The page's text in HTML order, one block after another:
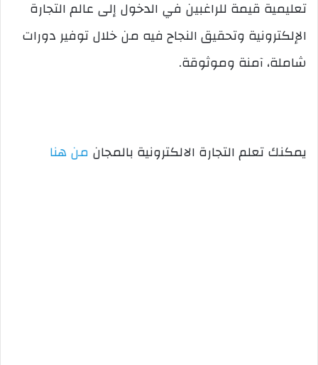
تعليمية قيمة للراغبين في الدخول إلى عالم التجارة
الإلكترونية وتحقيق النجاح فيه من خلال توفير دورات
شاملة، آمنة وموثوقة.
يمكنك تعلم التجارة الالكترونية بالمجان من هنا